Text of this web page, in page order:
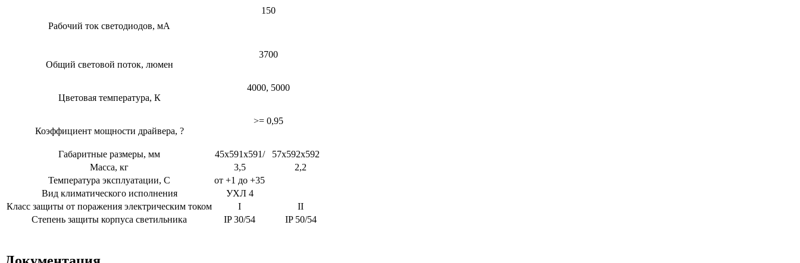
Рабочий ток светодиодов, мА
150
Общий световой поток, люмен
3700
Цветовая температура, К
4000, 5000
Коэффициент мощности драйвера, ?
>= 0,95
Габаритные размеры, мм 45x591x591/
57х592х592
Масса, кг
3,5
2,2
Температура эксплуатации, С
от +1 до +35
Вид климатического исполнения
УХЛ 4
Класс защиты от поражения электрическим током
I
II
Степень защиты корпуса светильника
IP 30/54 IP 50/54